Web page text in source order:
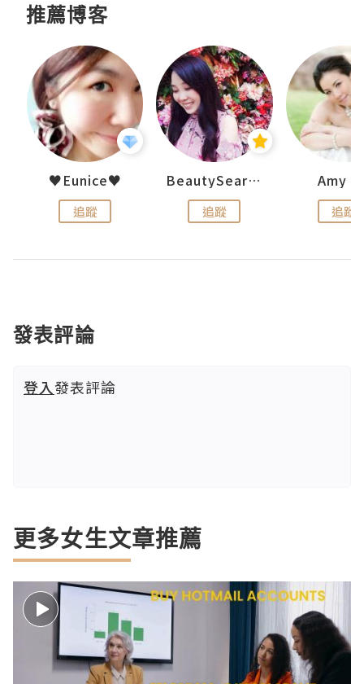
推薦博客
♥Eunice♥
追蹤
BeautySearch
追蹤
Amy
追蹤
發表評論
登入發表評論
更多女生文章推薦